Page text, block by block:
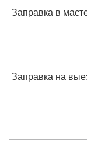
Заправка в
Заправка на